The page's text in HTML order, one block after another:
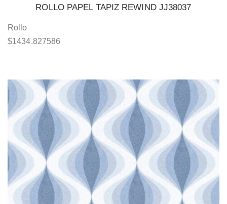
ROLLO PAPEL TAPIZ REWIND JJ38037
Rollo
$1434.827586